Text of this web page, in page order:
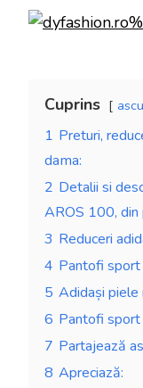
Cuprins
1 Preturi,
dama:
2 Detalii si
AROS 100, din
3 Reduceri
4 Pantofi
5 Adidași piele
6 Pantofi
7 Partajează
8 Apreciază: